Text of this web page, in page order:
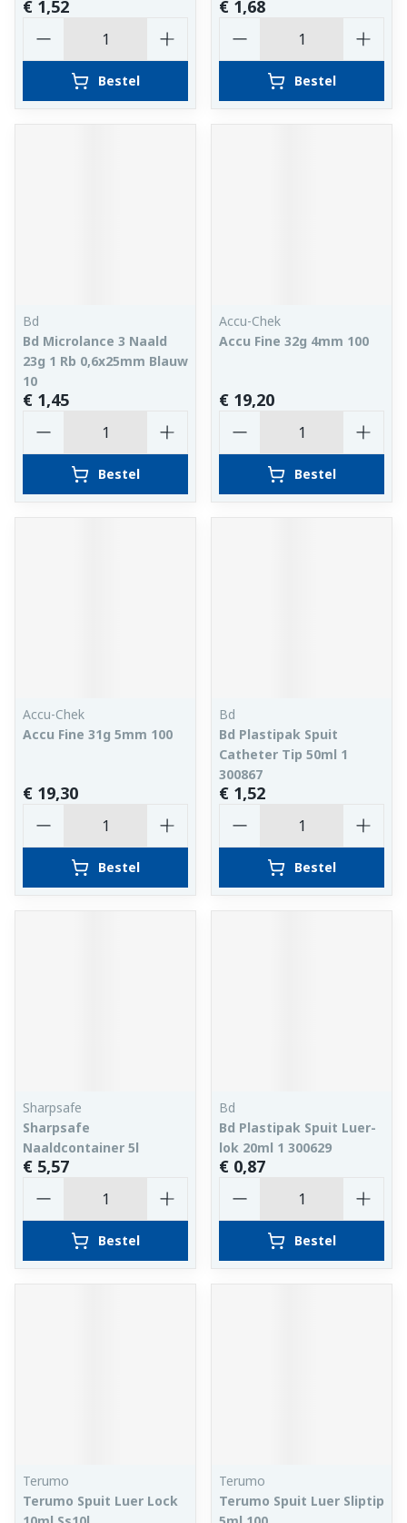
€ 1,52
Bestel
€ 1,68
Bestel
Bd
Bd Microlance 3 Naald
23g 1 Rb 0,6x25mm Blauw
10
€ 1,45
Bestel
Accu-Chek
Accu Fine 32g 4mm 100
€ 19,20
Bestel
Accu-Chek
Accu Fine 31g 5mm 100
€ 19,30
Bestel
Bd
Bd Plastipak Spuit
Catheter Tip 50ml 1
300867
€ 1,52
Bestel
Sharpsafe
Sharpsafe
Naaldcontainer 5l
€ 5,57
Bestel
Bd
Bd Plastipak Spuit Luer-
lok 20ml 1 300629
€ 0,87
Bestel
Terumo
Terumo Spuit Luer Lock
Terumo
Terumo Spuit Luer Sliptip